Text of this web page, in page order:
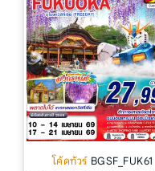
โค้ดทัวร์ BGSF_FUK61